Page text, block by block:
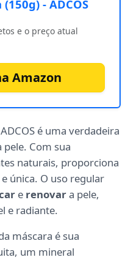
- ADCOS
e o preço atual
Amazon
é uma verdadeira
Com sua
naturais, proporciona
única. O uso regular
e renovara pele,
e radiante.
máscara é sua
um mineral